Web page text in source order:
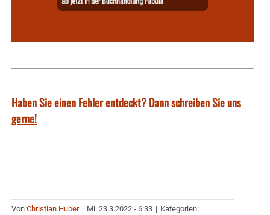
Haben Sie einen Fehler entdeckt? Dann schreiben Sie uns
gerne!
Von Christian Huber | Mi. 23.3.2022 - 6:33 | Kategorien: